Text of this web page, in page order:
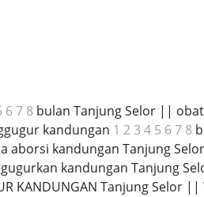
6 7 8bulan Tanjung Selor ||
kandungan 1 2 3 4 5 6 7 8
aborsi kandungan Tanjung
kandungan Tanjung
Tanjung Selor ||